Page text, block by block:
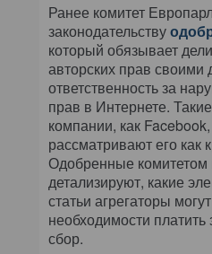
Ранее комитет
законодательству
который обязывает
авторских прав своими
ответственность за
прав в Интернете.
компании, как
рассматривают его как
Одобренные комитетом
детализируют, какие
статьи агрегаторы
необходимости
сбор.